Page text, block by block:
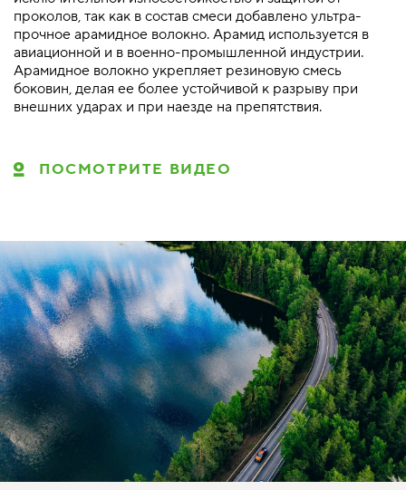
проколов, так как в состав смеси добавлено ультра-
прочное арамидное волокно. Арамид используется в
авиационной и в военно-промышленной индустрии.
Арамидное волокно укрепляет резиновую смесь
боковин, делая ее более устойчивой к разрыву при
внешних ударах и при наезде на препятствия.
ПОСМОТРИТЕ ВИДЕО